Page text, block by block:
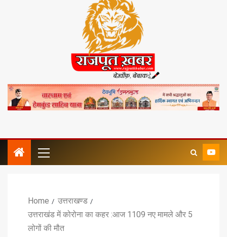
Home
उत्तराखण्ड
उत्तराखंड में कोरोना का कहर :आज 1109 नए मामले और 5
लोगों की मौत